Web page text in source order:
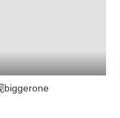
biggerone